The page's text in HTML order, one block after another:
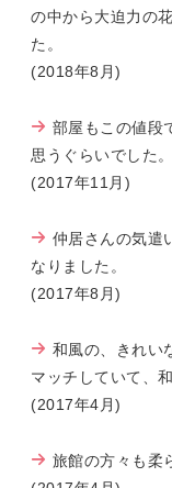
の中から大迫力の
た。
(2018年8月)
部屋もこの値段
思うぐらいでした。
(2017年11月)
仲居さんの気遣
なりました。
(2017年8月)
和風の、きれい
マッチしていて、
(2017年4月)
旅館の方々も柔